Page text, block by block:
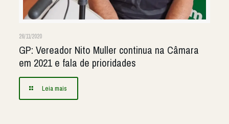
26/11/2020
GP: Vereador Nito Muller continua na Câmara
em 2021 e fala de prioridades
Leia mais